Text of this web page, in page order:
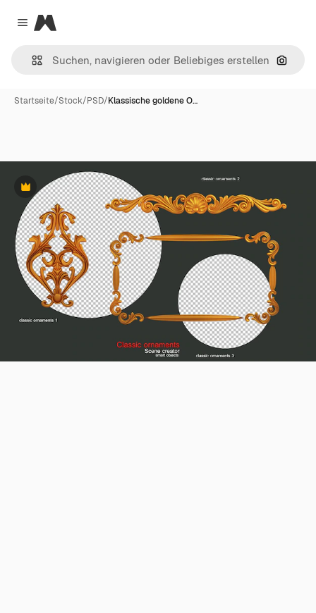
Close menu
Magnific
Nach
Startseite/Stock/PSD/Klassische goldene O…
Premium